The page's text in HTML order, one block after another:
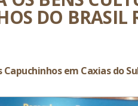
DO BRASIL
em Caxias do